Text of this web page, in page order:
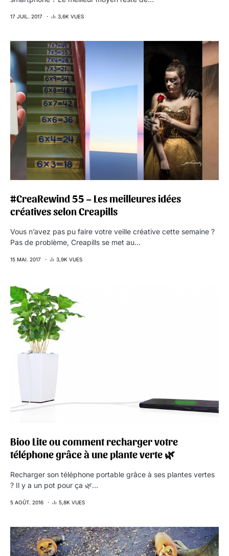
17 JUIL. 2017 3,6K VUES
#CreaRewind 55 – Les meilleures idées
créatives selon Creapills
Vous n’avez pas pu faire votre veille créative cette semaine ?
Pas de problème, Creapills se met au…
15 MAI. 2017 3,9K VUES
Bioo Lite ou comment recharger votre
téléphone grâce à une plante verte 🌿
Recharger son téléphone portable grâce à ses plantes vertes
? Il y a un pot pour ça 🌿…
5 AOÛT. 2016 5,8K VUES